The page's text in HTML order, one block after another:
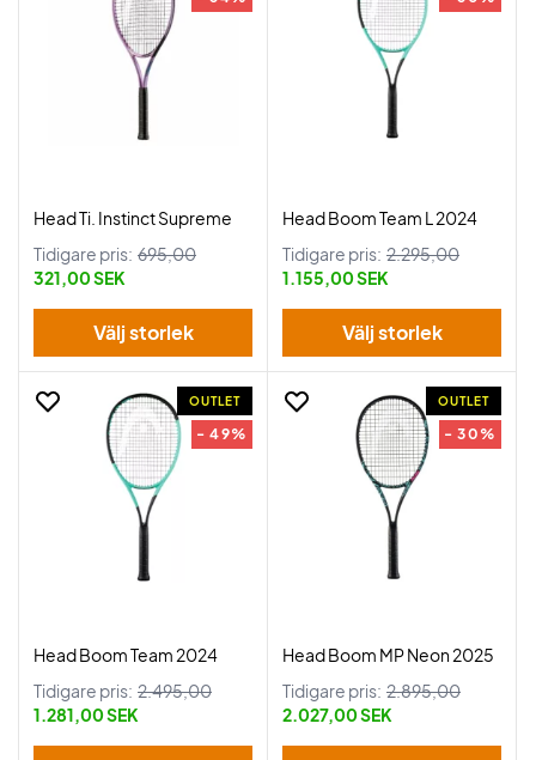
Head Ti. Instinct Supreme
Tidigare pris: 695,00
321,00 SEK
Välj storlek
Head Boom Team L 2024
Tidigare pris: 2.295,00
1.155,00 SEK
Välj storlek
OUTLET
- 49%
Head Boom Team 2024
Tidigare pris: 2.495,00
1.281,00 SEK
OUTLET
- 30%
Head Boom MP Neon 2025
Tidigare pris: 2.895,00
2.027,00 SEK